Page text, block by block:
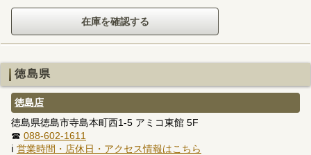
徳島県
徳島店
徳島県徳島市寺島本町西1-5 アミコ東館 5F
☎ 088-602-1611
ℹ 営業時間・店休日・アクセス情報はこちら